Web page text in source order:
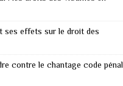
ses effets sur le droit des
contre le chantage code pénal